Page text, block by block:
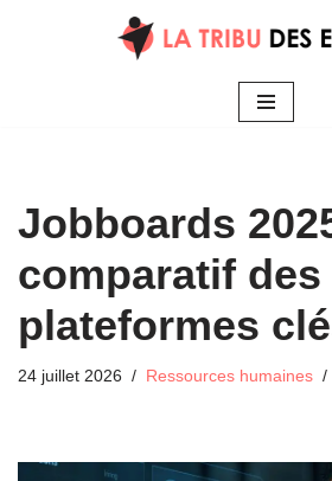
Jobboards
comparatif des
plateformes
24 juillet 2026 Ressources humaines